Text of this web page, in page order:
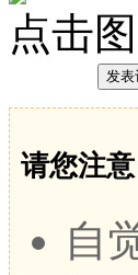
点击
请您注意
自